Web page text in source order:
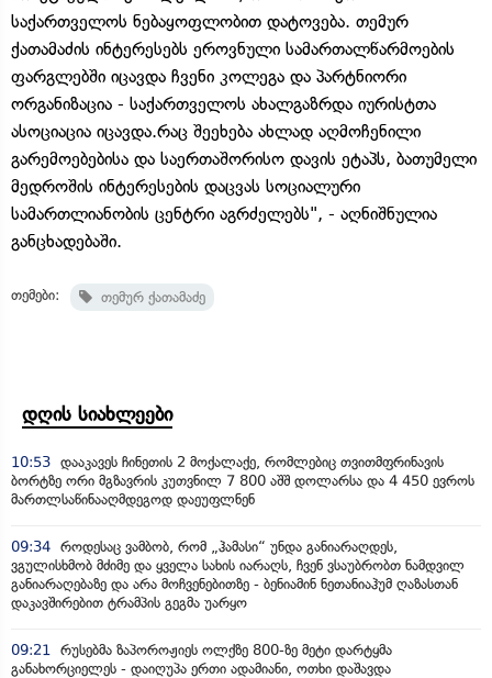
საქართველოს ნებაყოფლობით დატოვება. თემურ
ქათამაძის ინტერესებს ეროვნული სამართალწარმოების
ფარგლებში იცავდა ჩვენი კოლეგა და პარტნიორი
ორგანიზაცია - საქართველოს ახალგაზრდა იურისტთა
ასოციაცია იცავდა.რაც შეეხება ახლად აღმოჩენილი
გარემოებებისა და საერთაშორისო დავის ეტაპს, ბათუმელი
მედროშის ინტერესების დაცვას სოციალური
სამართლიანობის ცენტრი აგრძელებს", - აღნიშნულია
განცხადებაში.
თემები: თემურ ქათამაძე
დღის სიახლეები
10:53 დააკავეს ჩინეთის 2 მოქალაქე, რომლებიც თვითმფრინავის
ბორტზე ორი მგზავრის კუთვნილ 7 800 აშშ დოლარსა და 4 450 ევროს
მართლსაწინააღმდეგოდ დაეუფლნენ
09:34 როდესაც ვამბობ, რომ „ჰამასი“ უნდა განიარაღდეს,
ვგულისხმობ მძიმე და ყველა სახის იარაღს, ჩვენ ვსაუბრობთ ნამდვილ
განიარაღებაზე და არა მოჩვენებითზე - ბენიამინ ნეთანიაჰუმ ღაზასთან
დაკავშირებით ტრამპის გეგმა უარყო
09:21
რუსებმა ზაპოროჟიეს ოლქზე 800-ზე მეტი დარტყმა
განახორციელეს - დაიღუპა ერთი ადამიანი, ოთხი დაშავდა